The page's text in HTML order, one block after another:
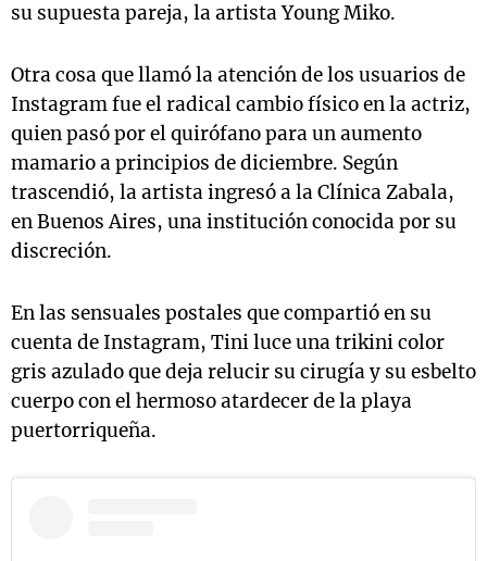
su supuesta pareja, la artista Young Miko.
Otra cosa que llamó la atención de los usuarios de
Instagram fue el radical cambio físico en la actriz,
quien pasó por el quirófano para un aumento
mamario a principios de diciembre. Según
trascendió, la artista ingresó a la Clínica Zabala,
en Buenos Aires, una institución conocida por su
discreción.
En las sensuales postales que compartió en su
cuenta de Instagram, Tini luce una trikini color
gris azulado que deja relucir su cirugía y su esbelto
cuerpo con el hermoso atardecer de la playa
puertorriqueña.